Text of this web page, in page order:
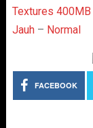
Textures 400MB
Jauh– Normal
FACEBOOK